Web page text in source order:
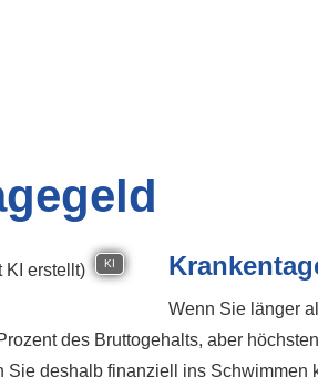
KI
Wenn Sie länger
des Bruttogehalts, aber
Sie deshalb finanziell ins Schwimmen